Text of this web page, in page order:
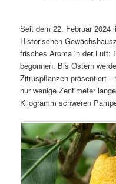
Seit dem 22. Februar 2024
Historischen
frisches Aroma in der Luft:
begonnen. Bis Ostern
Zitruspflanzen präsentiert
nur wenige Zentimeter
Kilogramm schweren